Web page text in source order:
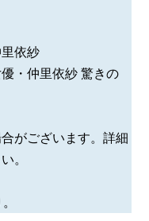
依紗
・仲里依紗 驚きの
がございます。詳細
。